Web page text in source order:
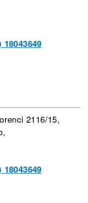
18043649
2116/15,
18043649